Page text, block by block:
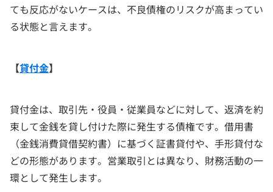
ても反応がないケースは、不良債権のリスクが高まってい
る状態と言えます。
【貸付金】
貸付金は、取引先・役員・従業員などに対して、返済を約
束して金銭を貸し付けた際に発生する債権です。借用書
（金銭消費貸借契約書）に基づく証書貸付や、手形貸付な
どの形態があります。営業取引とは異なり、財務活動の一
環として発生します。